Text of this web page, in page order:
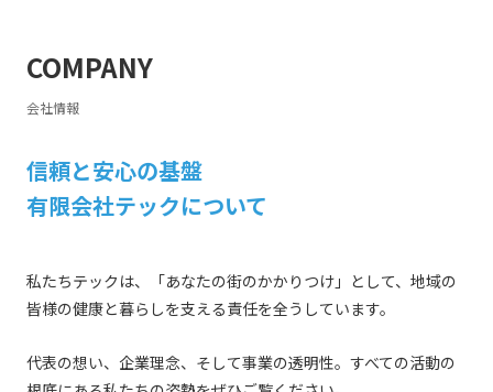
COMPANY
会社情報
信頼と安心の基盤
有限会社テックについて
私たちテックは、「あなたの街のかかりつけ」として、地域の
皆様の健康と暮らしを支える責任を全うしています。
代表の想い、企業理念、そして事業の透明性。すべての活動の